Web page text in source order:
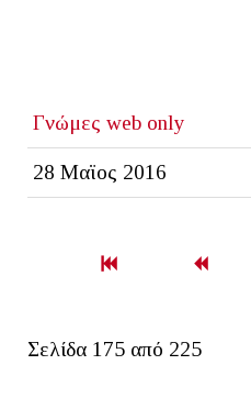
Γνώμες web only
28 Μαϊος 2016
Σελίδα 175 από 225